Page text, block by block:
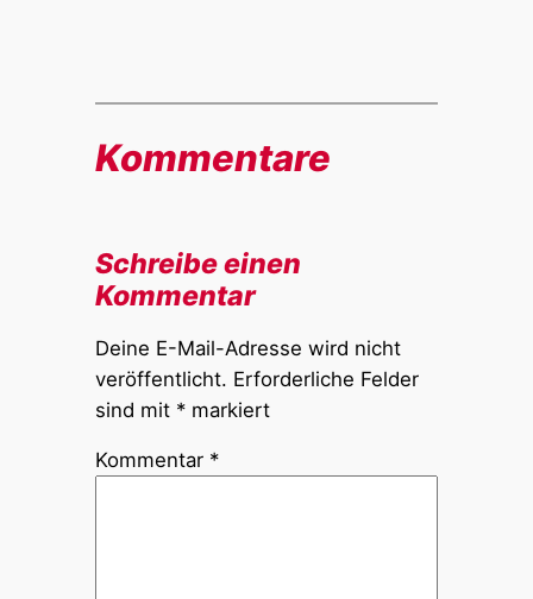
Kommentare
Schreibe einen
Kommentar
Deine E-Mail-Adresse wird nicht
veröffentlicht. Erforderliche Felder
sind mit *markiert
Kommentar *